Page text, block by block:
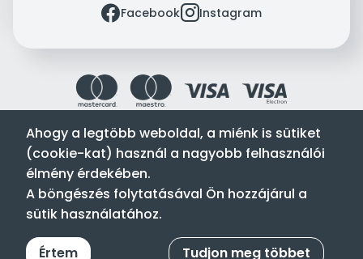
facebookFacebookinstagramInstagram
Festék’96 Kft. © 1996-2024. Minden jog fenntartva.
Tervezte és készítette:
forgalmazója.
Ahogy a legtöbb weboldal, a miénk is sütiket
(cookie-kat) használ a nagyobb felhasználói
élmény érdekében.
A böngészés folytatásával Ön hozzájárul a
sütik használatához.
Értem Tudjon meg többet